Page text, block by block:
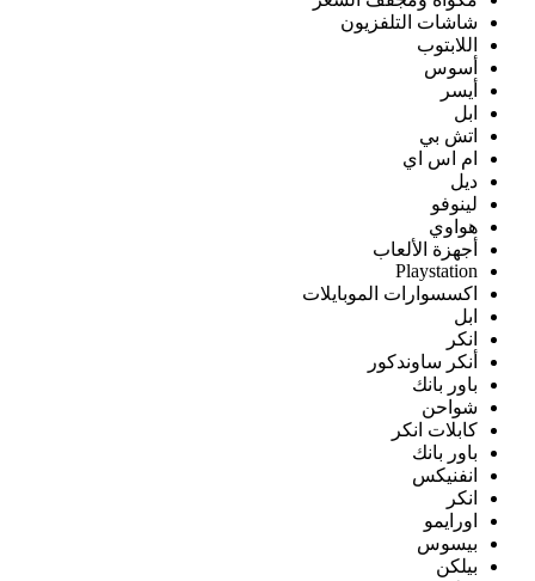
شاشات التلفزيون
اللابتوب
أسوس
أيسر
ابل
اتش بي
ام اس اي
ديل
لينوفو
هواوي
أجهزة الألعاب
Playstation
اكسسوارات الموبايلات
ابل
انكر
أنكر ساوندكور
باور بانك
شواحن
كابلات انكر
باور بانك
انفنيكس
انكر
اورايمو
بيسوس
بيلكن